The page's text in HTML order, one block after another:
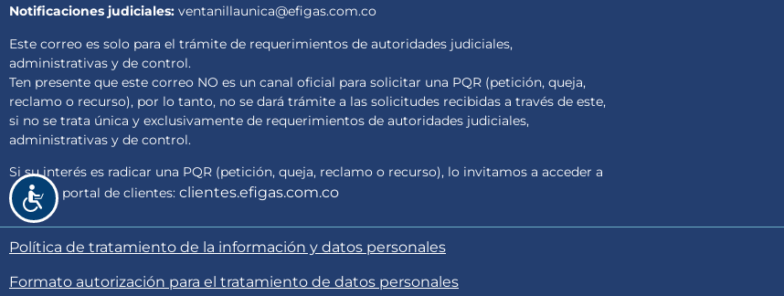
Accesibilidad
Notificaciones judiciales: ventanillaunica@efigas.com.co
Este correo es solo para el trámite de requerimientos de autoridades judiciales,
administrativas y de control.
Ten presente que este correo NO es un canal oficial para solicitar una PQR (petición, queja,
reclamo o recurso), por lo tanto, no se dará trámite a las solicitudes recibidas a través de este,
si no se trata única y exclusivamente de requerimientos de autoridades judiciales,
administrativas y de control.
Si su interés es radicar una PQR (petición, queja, reclamo o recurso), lo invitamos a acceder a
nuestro portal de clientes: clientes.efigas.com.co
Política de tratamiento de la información y datos personales
Formato autorización para el tratamiento de datos personales